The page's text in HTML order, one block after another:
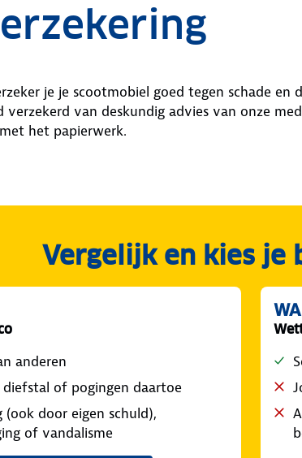
je je scootmobiel goed tegen schade en
van deskundig advies van onze
het papierwerk.
Vergelijk en kies je
anderen
diefstal of pogingen daartoe
(ook door eigen schuld),
of vandalisme
WA